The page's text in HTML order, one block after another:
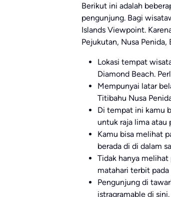
Berikut ini adalah
pengunjung. Bagi
Islands Viewpoint.
Pejukutan, Nusa Penida,
Lokasi tempat
Diamond Beach.
Mempunyai latar
Titibahu Nusa
Di tempat ini kamu
untuk raja lima atau
Kamu bisa melihat
berada di di dalam
Tidak hanya
matahari terbit
Pengunjung di
istragramable di sini.